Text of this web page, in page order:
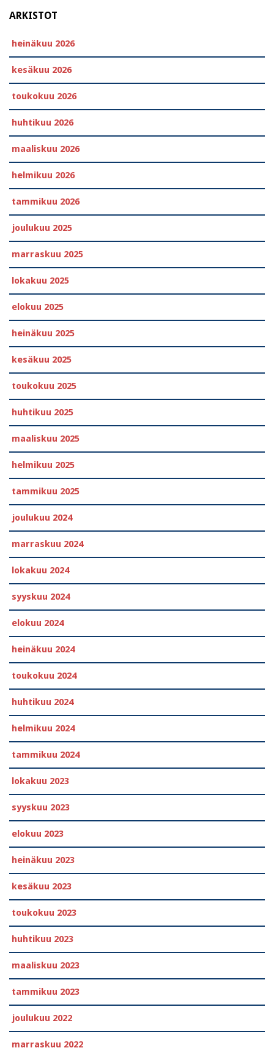
ARKISTOT
heinäkuu 2026
kesäkuu 2026
toukokuu 2026
huhtikuu 2026
maaliskuu 2026
helmikuu 2026
tammikuu 2026
joulukuu 2025
marraskuu 2025
lokakuu 2025
elokuu 2025
heinäkuu 2025
kesäkuu 2025
toukokuu 2025
huhtikuu 2025
maaliskuu 2025
helmikuu 2025
tammikuu 2025
joulukuu 2024
marraskuu 2024
lokakuu 2024
syyskuu 2024
elokuu 2024
heinäkuu 2024
toukokuu 2024
huhtikuu 2024
helmikuu 2024
tammikuu 2024
lokakuu 2023
syyskuu 2023
elokuu 2023
heinäkuu 2023
kesäkuu 2023
toukokuu 2023
huhtikuu 2023
maaliskuu 2023
tammikuu 2023
joulukuu 2022
marraskuu 2022